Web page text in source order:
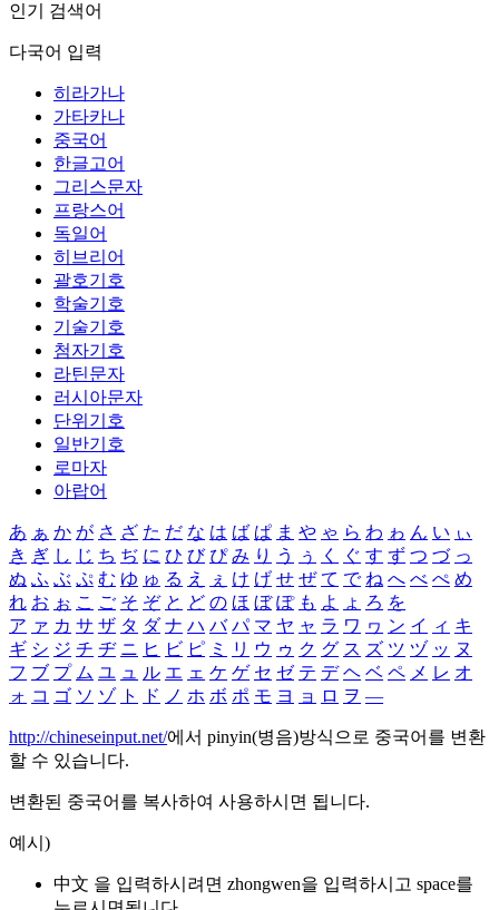
인기 검색어
다국어 입력
히라가나
가타카나
중국어
한글고어
그리스문자
프랑스어
독일어
히브리어
괄호기호
학술기호
기술기호
첨자기호
라틴문자
러시아문자
단위기호
일반기호
로마자
아랍어
あ ぁ か が さ ざ た だ な は ば ぱ ま や ゃ ら わ ゎ ん い ぃ
き ぎ し じ ち ぢ に ひ び ぴ み り う ぅ く ぐ す ず つ づ っ
ぬ ふ ぶ ぷ む ゆ ゅ る え ぇ け げ せ ぜ て で ね へ べ ぺ め
れ お ぉ こ ご そ ぞ と ど の ほ ぼ ぽ も よ ょ ろ を
ア ァ カ サ ザ タ ダ ナ ハ バ パ マ ヤ ャ ラ ワ ヮ ン イ ィ キ
ギ シ ジ チ ヂ ニ ヒ ビ ピ ミ リ ウ ゥ ク グ ス ズ ツ ヅ ッ ヌ
フ ブ プ ム ユ ュ ル エ ェ ケ ゲ セ ゼ テ デ ヘ ベ ペ メ レ オ
ォ コ ゴ ソ ゾ ト ド ノ ホ ボ ポ モ ヨ ョ ロ ヲ ―
http://chineseinput.net/에서 pinyin(병음)방식으로 중국어를 변환
할 수 있습니다.
변환된 중국어를 복사하여 사용하시면 됩니다.
예시)
中文 을 입력하시려면 zhongwen을 입력하시고 space를